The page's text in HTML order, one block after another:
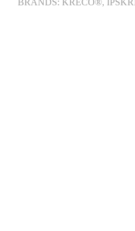
BRANDS: KRECO®,